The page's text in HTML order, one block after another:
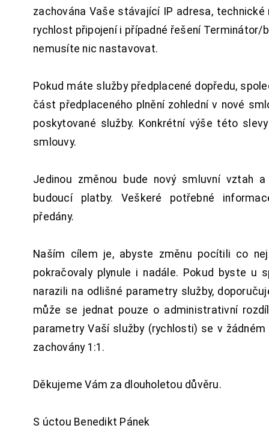
zachována Vaše stávající IP adresa, technické
rychlost připojení i případné řešení Terminátor/
nemusíte nic nastavovat.
Pokud máte služby předplacené dopředu,
část předplaceného plnění zohlední v nové
poskytované služby. Konkrétní výše této
smlouvy.
Jedinou změnou bude nový smluvní vztah
budoucí platby. Veškeré potřebné
předány.
Naším cílem je, abyste změnu pocítili co
pokračovaly plynule i nadále. Pokud byste u
narazili na odlišné parametry služby,
může se jednat pouze o administrativní
parametry Vaší služby (rychlosti) se v
zachovány 1:1.
Děkujeme Vám za dlouholetou důvěru.
S úctou Benedikt Pánek